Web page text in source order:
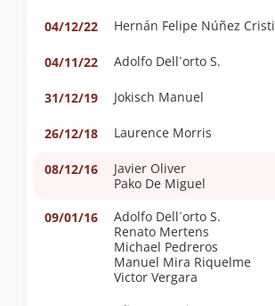
04/12/22 Hernán Felipe Núñez Cristi
04/11/22 Adolfo Dell´orto S.
31/12/19 Jokisch Manuel
26/12/18 Laurence Morris
08/12/16
Javier Oliver
Pako De Miguel
09/01/16
Adolfo Dell´orto S.
Renato Mertens
Michael Pedreros
Manuel Mira Riquelme
Victor Vergara